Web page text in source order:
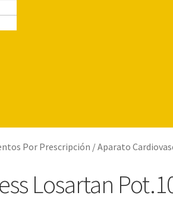
Por Prescripción /Aparato
Losartan